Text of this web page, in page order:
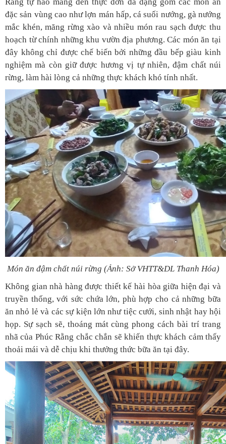
đặc sản vùng cao như lợn mán hấp, cá suối nướng, gà nướng
mắc khén, măng rừng xào và nhiều món rau sạch được thu
hoạch từ chính những khu vườn địa phương. Các món ăn tại
đây không chỉ được chế biến bởi những đầu bếp giàu kinh
nghiệm mà còn giữ được hương vị tự nhiên, đậm chất núi
rừng, làm hài lòng cả những thực khách khó tính nhất.
Món ăn đậm chất núi rừng (Ảnh: Sở VHTT&DL Thanh Hóa)
Không gian nhà hàng được thiết kế hài hòa giữa hiện đại và
truyền thống, với sức chứa lớn, phù hợp cho cả những bữa
ăn nhỏ lẻ và các sự kiện lớn như tiệc cưới, sinh nhật hay hội
họp. Sự sạch sẽ, thoáng mát cùng phong cách bài trí trang
nhã của Phúc Rằng chắc chắn sẽ khiến thực khách cảm thấy
thoải mái và dễ chịu khi thưởng thức bữa ăn tại đây.